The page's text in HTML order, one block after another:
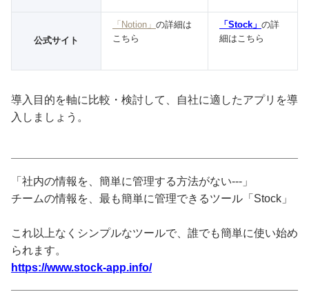
公式サイト
「Notion」 の詳細は
こちら
「Stock」 の詳
細はこちら
導入目的を軸に比較・検討して、自社に適したアプリを導
入しましょう。
「社内の情報を、簡単に管理する方法がない---」
チームの情報を、最も簡単に管理できるツール「Stock」
これ以上なくシンプルなツールで、誰でも簡単に使い始め
られます。
https://www.stock-app.info/